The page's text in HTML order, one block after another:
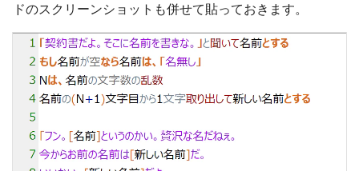
ドのスクリーンショットも併せて貼っておきます。